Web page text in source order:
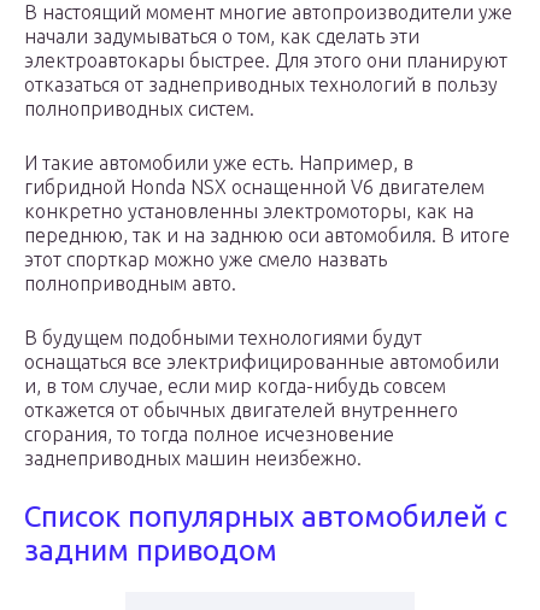
В настоящий момент многие автопроизводители уже
начали задумываться о том, как сделать эти
электроавтокары быстрее. Для этого они планируют
отказаться от заднеприводных технологий в пользу
полноприводных систем.
И такие автомобили уже есть. Например, в
гибридной Honda NSX оснащенной V6 двигателем
конкретно установленны электромоторы, как на
переднюю, так и на заднюю оси автомобиля. В итоге
этот спорткар можно уже смело назвать
полноприводным авто.
В будущем подобными технологиями будут
оснащаться все электрифицированные автомобили
и, в том случае, если мир когда-нибудь совсем
откажется от обычных двигателей внутреннего
сгорания, то тогда полное исчезновение
заднеприводных машин неизбежно.
Список популярных автомобилей с
задним приводом